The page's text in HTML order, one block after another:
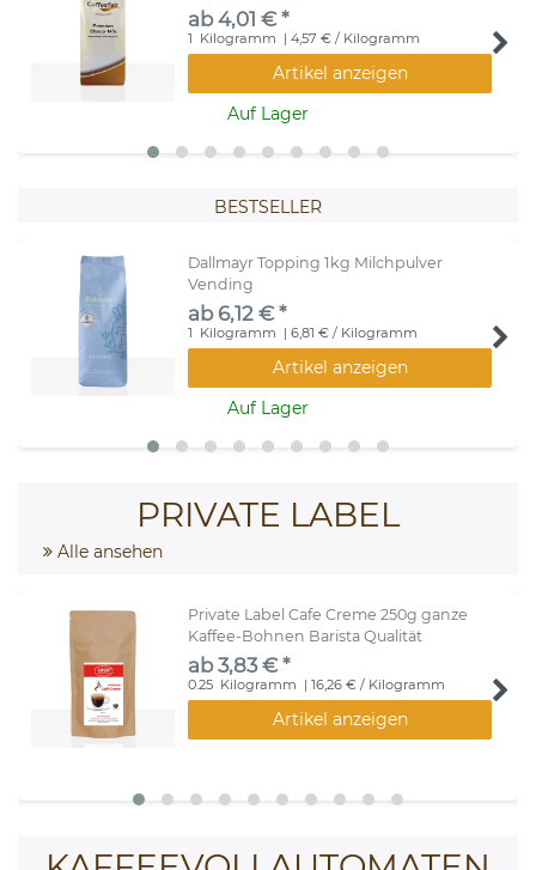
ab 4,01 € *
1 Kilogramm | 4,57 € / Kilogramm
Artikel anzeigen
Auf Lager
BESTSELLER
Dallmayr Topping 1kg Milchpulver
Vending
ab 6,12 € *
1 Kilogramm | 6,81 € / Kilogramm
Artikel anzeigen
Auf Lager
PRIVATE LABEL
Alle ansehen
Private Label Cafe Creme 250g ganze
Kaffee-Bohnen Barista Qualität
ab 3,83 € *
0.25 Kilogramm | 16,26 € / Kilogramm
Artikel anzeigen